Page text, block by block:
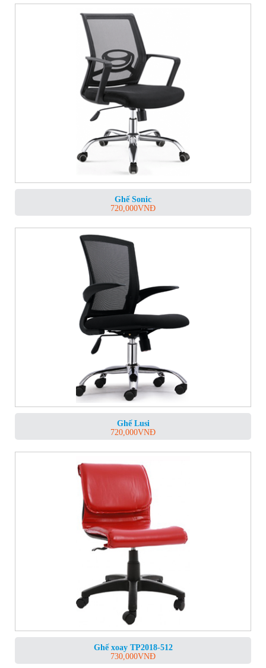
Ghế Sonic
720,000VNĐ
Ghế Lusi
720,000VNĐ
Ghế xoay TP2018-512
730,000VNĐ